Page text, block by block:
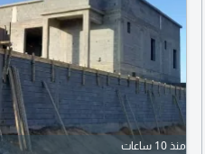
منذ 10 ساعات